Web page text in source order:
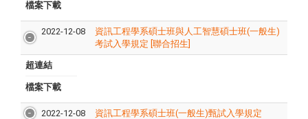
檔案下載
2022-12-08
資訊工程學系碩士班與人工智慧碩士班(一般生)
考試入學規定 [聯合招生]
超連結
檔案下載
2022-12-08 資訊工程學系碩士班(一般生)甄試入學規定